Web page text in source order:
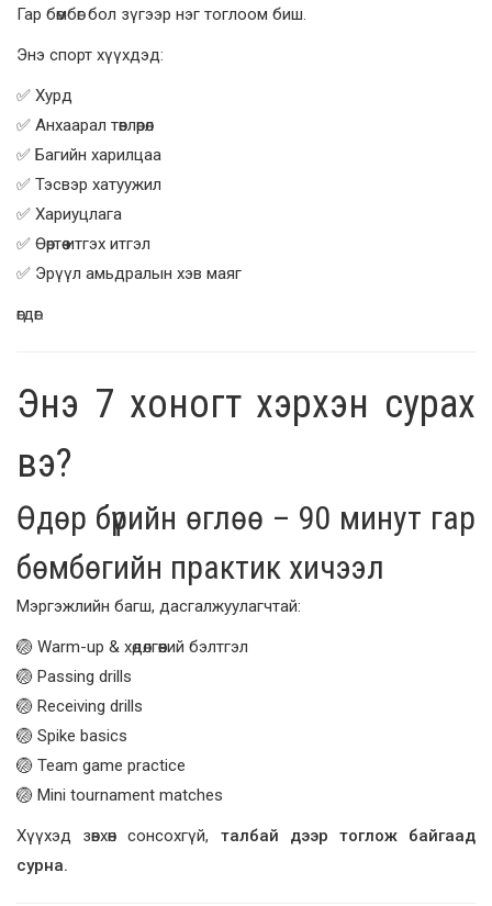
Гар бөмбөг бол зүгээр нэг тоглоом биш.
Энэ спорт хүүхдэд:
✅ Хурд
✅ Анхаарал төвлөрөл
✅ Багийн харилцаа
✅ Тэсвэр хатуужил
✅ Хариуцлага
✅ Өөртөө итгэх итгэл
✅ Эрүүл амьдралын хэв маяг
өгдөг.
Энэ 7 хоногт хэрхэн сурах
вэ?
Өдөр бүрийн өглөө – 90 минут гар
бөмбөгийн практик хичээл
Мэргэжлийн багш, дасгалжуулагчтай:
🏐 Warm-up & хөдөлгөөний бэлтгэл
🏐 Passing drills
🏐 Receiving drills
🏐 Spike basics
🏐 Team game practice
🏐 Mini tournament matches
Хүүхэд зөвхөн сонсохгүй, талбай дээр тоглож байгаад
сурна.